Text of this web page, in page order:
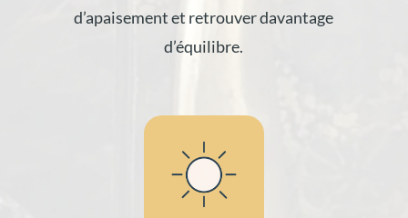
d’apaisement et retrouver davantage
d’équilibre.